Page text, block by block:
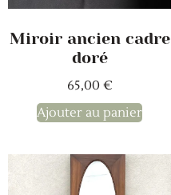
Miroir ancien cadre
doré
65,00 €
Ajouter au panier